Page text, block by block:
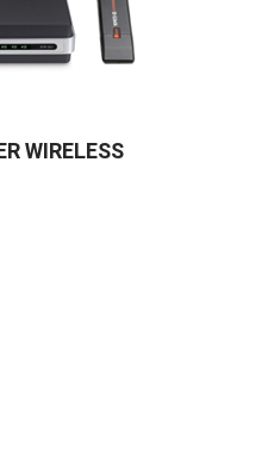
WIRELESS